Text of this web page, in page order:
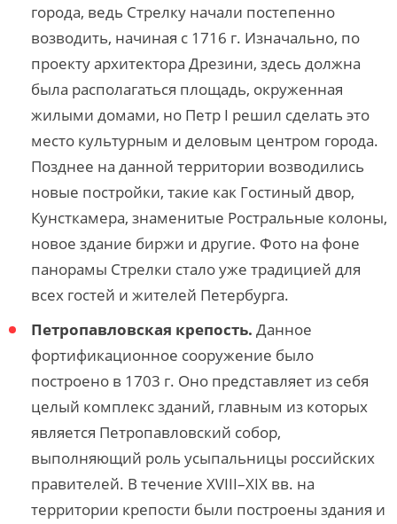
города, ведь Стрелку начали постепенно
возводить, начиная с 1716 г. Изначально, по
проекту архитектора Дрезини, здесь должна
была располагаться площадь, окруженная
жилыми домами, но Петр I решил сделать это
место культурным и деловым центром города.
Позднее на данной территории возводились
новые постройки, такие как Гостиный двор,
Кунсткамера, знаменитые Ростральные колоны,
новое здание биржи и другие. Фото на фоне
панорамы Стрелки стало уже традицией для
всех гостей и жителей Петербурга.
Петропавловская крепость. Данное
фортификационное сооружение было
построено в 1703 г. Оно представляет из себя
целый комплекс зданий, главным из которых
является Петропавловский собор,
выполняющий роль усыпальницы российских
правителей. В течение XVIII–XIX вв. на
территории крепости были построены здания и